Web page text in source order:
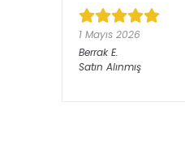
1 Mayıs 2026
Berrak E.
Satın Alınmış